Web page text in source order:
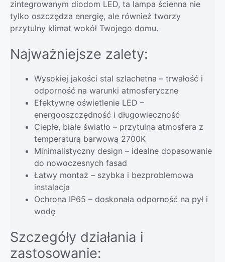
zintegrowanym diodom LED, ta lampa ścienna nie
tylko oszczędza energię, ale również tworzy
przytulny klimat wokół Twojego domu.
Najważniejsze zalety:
Wysokiej jakości stal szlachetna – trwałość i
odporność na warunki atmosferyczne
Efektywne oświetlenie LED –
energooszczędność i długowieczność
Ciepłe, białe światło – przytulna atmosfera z
temperaturą barwową 2700K
Minimalistyczny design – idealne dopasowanie
do nowoczesnych fasad
Łatwy montaż – szybka i bezproblemowa
instalacja
Ochrona IP65 – doskonała odporność na pył i
wodę
Szczegóły działania i
zastosowanie: